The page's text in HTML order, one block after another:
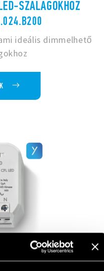
SZALAGOKHOZ
ideális dimmelhető
ÁRAMÚ,